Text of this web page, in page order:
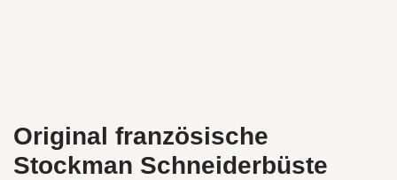
Original französische
Stockman Schneiderbüste